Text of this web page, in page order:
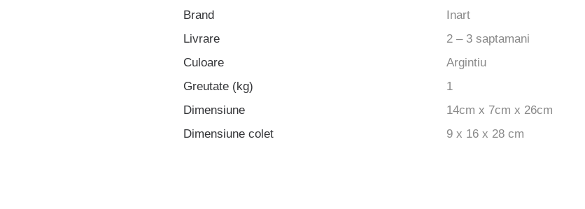
Brand
Inart
Livrare
2 – 3 saptamani
Culoare
Argintiu
Greutate (kg)
1
Dimensiune
14cm x 7cm x 26cm
Dimensiune colet
9 x 16 x 28 cm